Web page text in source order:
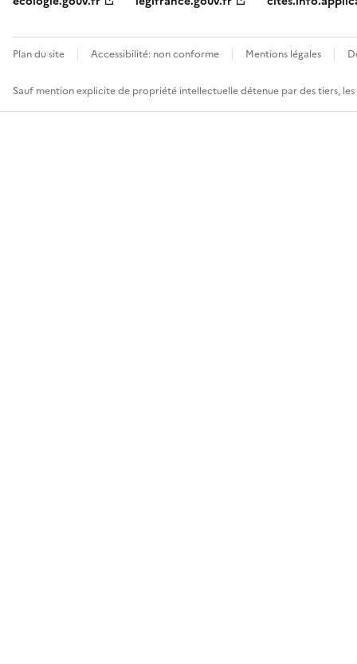
Plan du site Accessibilité: non conforme Mentions légales
Sauf mention explicite de propriété intellectuelle détenue par des tiers,